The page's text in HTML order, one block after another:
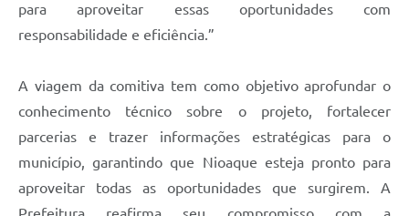
para aproveitar essas oportunidades com
responsabilidade e eficiência.”
A viagem da comitiva tem como objetivo aprofundar o
conhecimento técnico sobre o projeto, fortalecer
parcerias e trazer informações estratégicas para o
município, garantindo que Nioaque esteja pronto para
aproveitar todas as oportunidades que surgirem. A